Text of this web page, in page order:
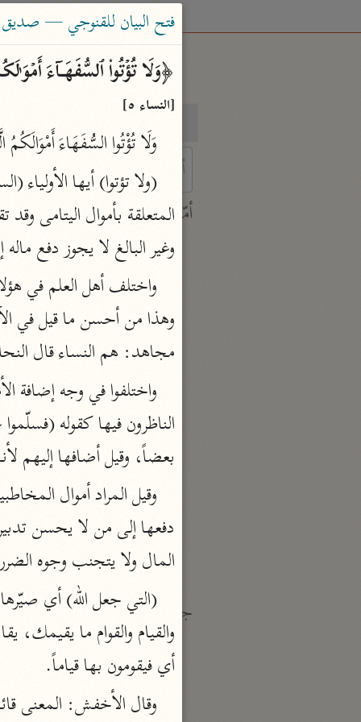
بحث
characters for results.
أمّهات
جامع البيان
ابن جرير الطبري (٣١٠ هـ)
نحو ٢٨ مجلدًا
تفسير القرآن العظيم
ابن كثير (٧٧٤ هـ)
الجامع لأحكام القرآن
القرطبي (٦٧١ هـ)
نحو ٢٤ مجلدًا
معالم التنزيل
البغوي (٥١٦ هـ)
نحو ١١ مجلدًا
جمع الأقوال
زاد المسير
ابن الجوزي (٥٩٧ هـ)
فتح البيان للقنوجي — صديق
﴿وَلَا تُؤۡتُوا۟ ٱلسُّفَهَاۤءَ أَمۡوَ
[النساء ٥]
وَلَا تُؤْتُوا السُّفَهَاءَ
وغير البالغ لا يجوز دفع
مجاهد: هم النساء قال
بعضاً، وقيل أضافها إليهم
المال ولا يتجنب وجوه
أي فيقومون بها قياماً.